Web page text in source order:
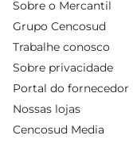
Sobre o Mercantil
Grupo Cencosud
Trabalhe conosco
Sobre privacidade
Portal do fornecedor
Nossas lojas
Cencosud Media